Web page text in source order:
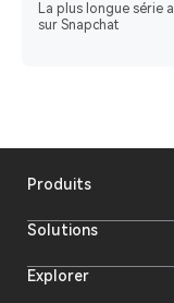
La plus longue série
sur Snapchat
Produits
Microphones sans fil
Systèmes
Moniteurs de caméra
Solutions
Système d'intercom
Explorer